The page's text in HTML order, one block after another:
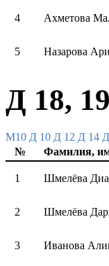
4 Ахметова
5 Назарова
Д 18,
M10 Д 10 Д 12 Д 14
№
Фамилия,
1 Шмелёва
2 Шмелёва
3 Иванова